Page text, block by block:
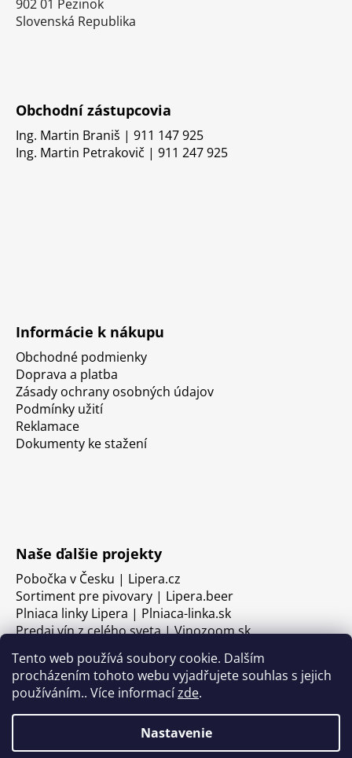
Tento web používá soubory cookie. Dalším
procházením tohoto webu vyjadřujete souhlas s jejich
používáním.. Více informacízde.
Nastavenie
902 01 Pezinok
Slovenská Republika
Obchodní zástupcovia
Ing. Martin Braniš | 911 147 925
Ing. Martin Petrakovič | 911 247 925
Informácie k nákupu
Obchodné podmienky
Doprava a platba
Zásady ochrany osobných údajov
Podmínky užití
Reklamace
Dokumenty ke stažení
Naše ďalšie projekty
Pobočka v Česku | Lipera.cz
Sortiment pre pivovary | Lipera.beer
Plniaca linky Lipera | Plniaca-linka.sk
Predaj vín z celého sveta | Vinozoom.sk